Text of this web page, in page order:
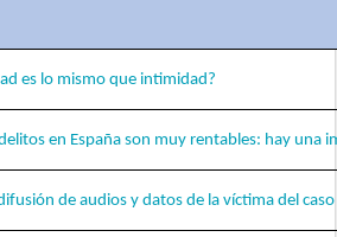
es lo mismo que intimidad?
en España son muy rentables: hay una
de audios y datos de la víctima del